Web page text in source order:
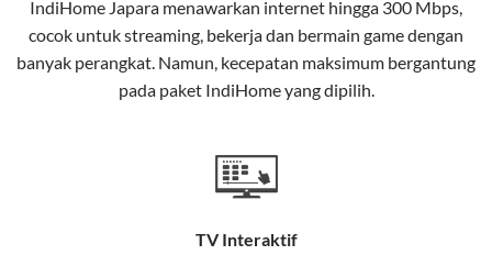
Selain internet, layanan IndiHome juga mencakup TV
interaktif (IndiHome TV) dan telepon rumah dalam
satu paket.
Teknologi di Balik WiFi IndiHome
Wifi IndiHome menggunakan teknologi Fiber To The
menggunakan kabel serat optik hingga ke rumah
IndiHome Japara menawarkan internet hingga 300 Mbps,
cocok untuk streaming, bekerja dan bermain game dengan
banyak perangkat. Namun, kecepatan maksimum bergantung
pada paket IndiHome yang dipilih.
TV Interaktif